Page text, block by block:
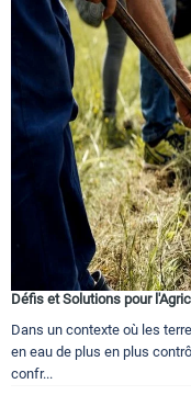
Défis et Solutions pour
Dans un contexte où les
en eau de plus en plus
confr...